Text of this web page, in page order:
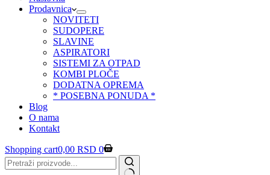
Prodavnica
NOVITETI
SUDOPERE
SLAVINE
ASPIRATORI
SISTEMI ZA OTPAD
KOMBI PLOČE
DODATNA OPREMA
* POSEBNA PONUDA *
Blog
O nama
Kontakt
Shopping cart0,00 RSD 0